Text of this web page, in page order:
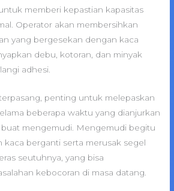
memberi kepastian kapasitas
Operator akan membersihkan
yang bergesekan dengan kaca
debu, kotoran, dan minyak
adhesi.
penting untuk melepaskan
beberapa waktu yang dianjurkan
mengemudi. Mengemudi begitu
kaca berganti serta merusak segel
seutuhnya, yang bisa
kebocoran di masa datang.